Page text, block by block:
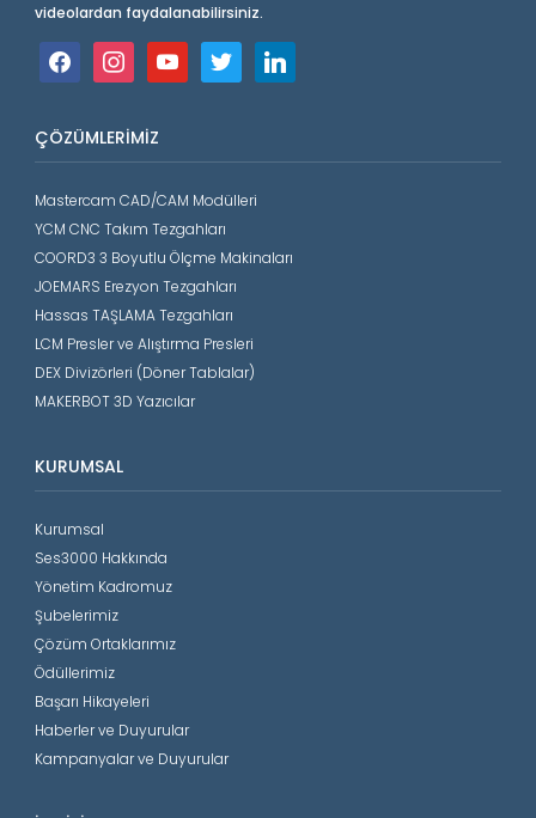
videolardan faydalanabilirsiniz.
facebookinstagramyoutube twitter linkedin
ÇÖZÜMLERIMIZ
Mastercam CAD/CAM Modülleri
YCM CNC Takım Tezgahları
COORD3 3 Boyutlu Ölçme Makinaları
JOEMARS Erezyon Tezgahları
Hassas TAŞLAMA Tezgahları
LCM Presler ve Alıştırma Presleri
DEX Divizörleri (Döner Tablalar)
MAKERBOT 3D Yazıcılar
KURUMSAL
Kurumsal
Ses3000 Hakkında
Yönetim Kadromuz
Şubelerimiz
Çözüm Ortaklarımız
Ödüllerimiz
Başarı Hikayeleri
Haberler ve Duyurular
Kampanyalar ve Duyurular